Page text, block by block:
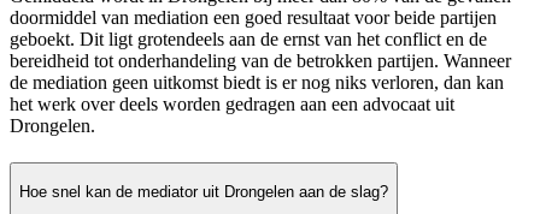
doormiddel van mediation een goed resultaat voor beide partijen
geboekt. Dit ligt grotendeels aan de ernst van het conflict en de
bereidheid tot onderhandeling van de betrokken partijen. Wanneer
de mediation geen uitkomst biedt is er nog niks verloren, dan kan
het werk over deels worden gedragen aan een advocaat uit
Drongelen.
Hoe snel kan de mediator uit Drongelen aan de slag?